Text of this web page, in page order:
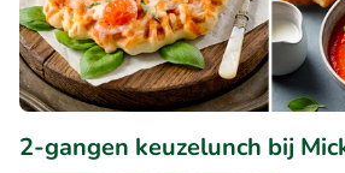
2-gangen keuzelunch bij